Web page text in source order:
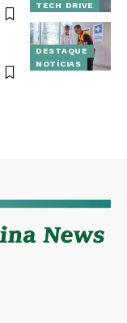
TECH DRIVE
DESTAQUE
NOTÍCIAS